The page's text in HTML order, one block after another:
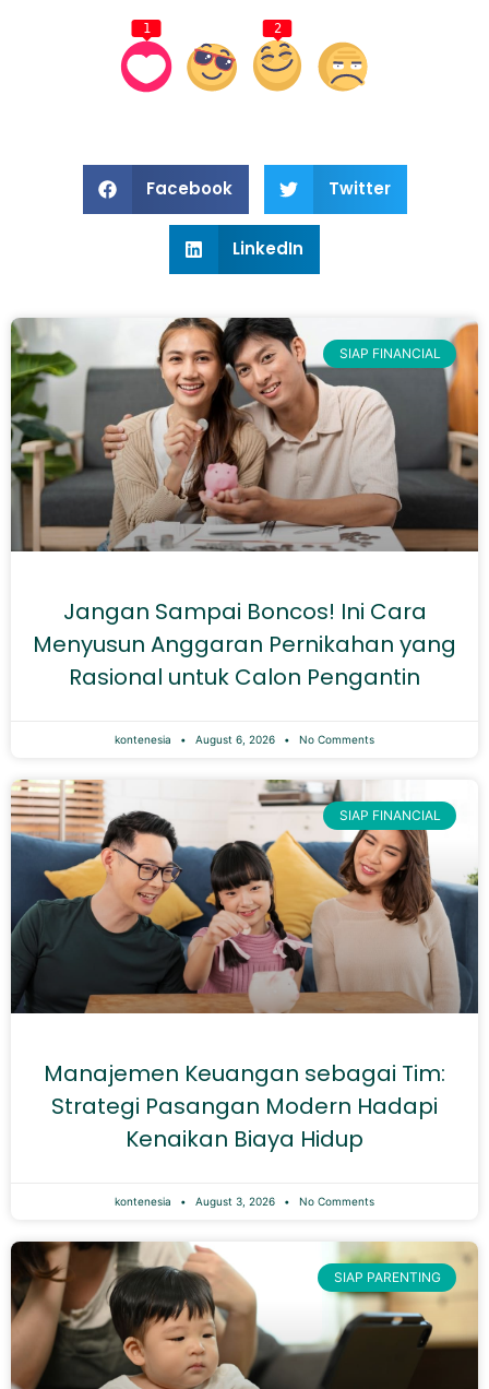
1 2
Facebook Twitter
LinkedIn
SIAP FINANCIAL
Jangan Sampai Boncos! Ini Cara
Menyusun Anggaran Pernikahan yang
Rasional untuk Calon Pengantin
kontenesia August 6, 2026 No Comments
SIAP FINANCIAL
Manajemen Keuangan sebagai Tim:
Strategi Pasangan Modern Hadapi
Kenaikan Biaya Hidup
kontenesia August 3, 2026 No Comments
SIAP PARENTING